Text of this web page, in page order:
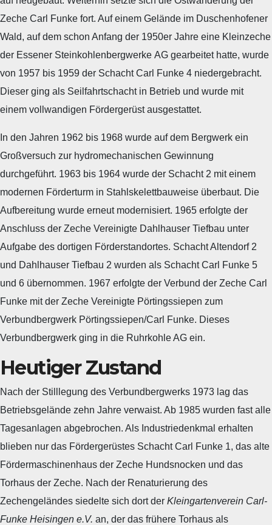
Zeche Carl Funke fort. Auf einem Gelände im Duschenhofener
Wald, auf dem schon Anfang der 1950er Jahre eine Kleinzeche
der Essener Steinkohlenbergwerke AG gearbeitet hatte, wurde
von 1957 bis 1959 der Schacht Carl Funke 4 niedergebracht.
Dieser ging als Seilfahrtschacht in Betrieb und wurde mit
einem vollwandigen Fördergerüst ausgestattet.
In den Jahren 1962 bis 1968 wurde auf dem Bergwerk ein
Großversuch zur hydromechanischen Gewinnung
durchgeführt. 1963 bis 1964 wurde der Schacht 2 mit einem
modernen Förderturm in Stahlskelettbauweise überbaut. Die
Aufbereitung wurde erneut modernisiert. 1965 erfolgte der
Anschluss der Zeche Vereinigte Dahlhauser Tiefbau unter
Aufgabe des dortigen Förderstandortes. Schacht Altendorf 2
und Dahlhauser Tiefbau 2 wurden als Schacht Carl Funke 5
und 6 übernommen. 1967 erfolgte der Verbund der Zeche Carl
Funke mit der Zeche Vereinigte Pörtingssiepen zum
Verbundbergwerk Pörtingssiepen/Carl Funke. Dieses
Verbundbergwerk ging in die Ruhrkohle AG ein.
Heutiger Zustand
Nach der Stilllegung des Verbundbergwerks 1973 lag das
Betriebsgelände zehn Jahre verwaist. Ab 1985 wurden fast alle
Tagesanlagen abgebrochen. Als Industriedenkmal erhalten
blieben nur das Fördergerüstes Schacht Carl Funke 1, das alte
Fördermaschinenhaus der Zeche Hundsnocken und das
Torhaus der Zeche. Nach der Renaturierung des
Zechengeländes siedelte sich dort der Kleingartenverein Carl-
Funke Heisingen e.V. an, der das frühere Torhaus als